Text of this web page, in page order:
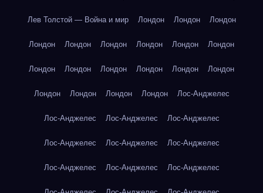
Лев Толстой — Война и мир Лондон Лондон Лондон
Лондон Лондон Лондон Лондон Лондон Лондон
Лондон Лондон Лондон Лондон Лондон Лондон
Лондон Лондон Лондон Лондон Лос-Анджелес
Лос-Анджелес Лос-Анджелес Лос-Анджелес
Лос-Анджелес Лос-Анджелес Лос-Анджелес
Лос-Анджелес Лос-Анджелес Лос-Анджелес